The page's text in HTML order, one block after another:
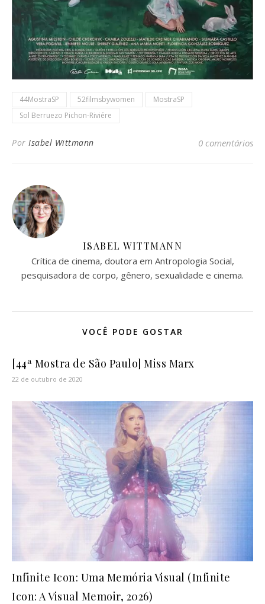
44MostraSP 52filmsbywomen
MostraSP
Sol Berruezo Pichon-Riviére
Por Isabel Wittmann 0 comentários
ISABEL WITTMANN
Crítica de cinema, doutora em Antropologia Social,
pesquisadora de corpo, gênero, sexualidade e cinema.
VOCÊ PODE GOSTAR
[44ª Mostra de São Paulo] Miss Marx
22 de outubro de 2020
Infinite Icon: Uma Memória Visual (Infinite
Icon: A Visual Memoir, 2026)